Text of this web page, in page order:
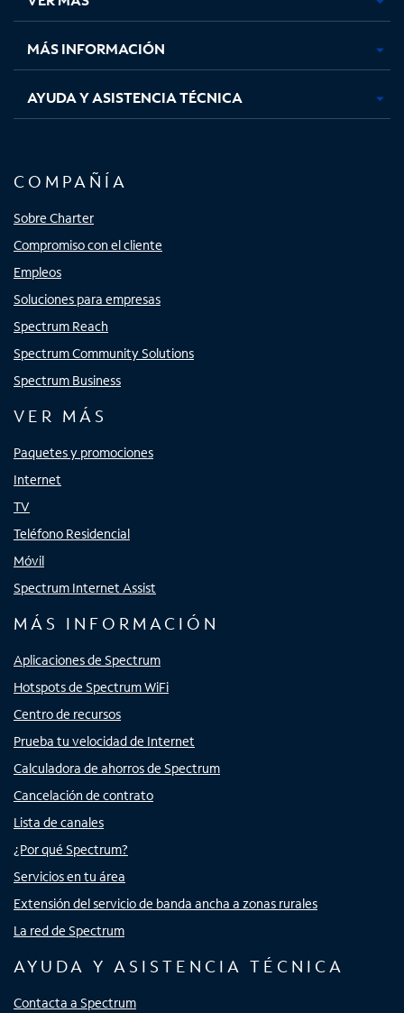
pestaña
nueva
pestaña
nueva
pestaña
nuevanueva
MÁS INFORMACIÓN
AYUDA Y ASISTENCIA TÉCNICA
COMPAÑÍA
Sobre Charter
Compromiso con el cliente
Empleos
Soluciones para empresas
Spectrum Reach
Spectrum Community Solutions
Spectrum Business
VER MÁS
Paquetes y promociones
Internet
TV
Teléfono Residencial
Móvil
Spectrum Internet Assist
MÁS INFORMACIÓN
Aplicaciones de Spectrum
Hotspots de Spectrum WiFi
Centro de recursos
Prueba tu velocidad de Internet
Calculadora de ahorros de Spectrum
Cancelación de contrato
Lista de canales
¿Por qué Spectrum?
Servicios en tu área
Extensión del servicio de banda ancha a zonas rurales
La red de Spectrum
AYUDA Y ASISTENCIA TÉCNICA
Contacta a Spectrum